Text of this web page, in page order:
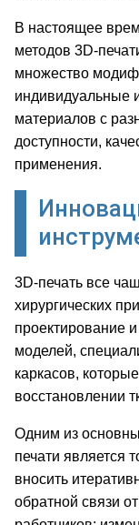
В настоящее
методов 3D-
множество
индивидуальные
материалов с
доступности,
применения.
3D-печать все
хирургических
проектирование
моделей,
каркасов,
восстановлении
Одним из
печати является
вносить
обратной связи